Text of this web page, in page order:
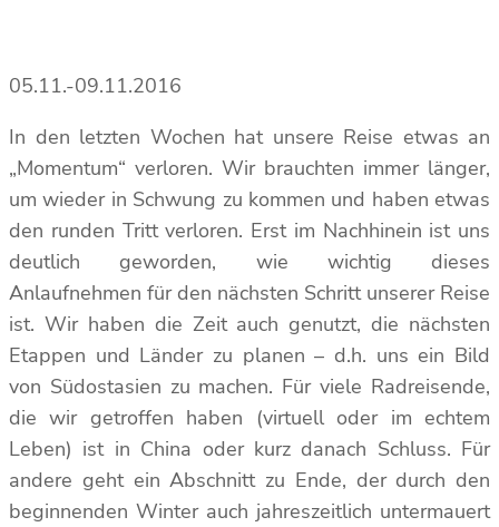
05.11.-09.11.2016
In den letzten Wochen hat unsere Reise etwas an
„Momentum“ verloren. Wir brauchten immer länger,
um wieder in Schwung zu kommen und haben etwas
den runden Tritt verloren. Erst im Nachhinein ist uns
deutlich geworden, wie wichtig dieses
Anlaufnehmen für den nächsten Schritt unserer Reise
ist. Wir haben die Zeit auch genutzt, die nächsten
Etappen und Länder zu planen – d.h. uns ein Bild
von Südostasien zu machen. Für viele Radreisende,
die wir getroffen haben (virtuell oder im echtem
Leben) ist in China oder kurz danach Schluss. Für
andere geht ein Abschnitt zu Ende, der durch den
beginnenden Winter auch jahreszeitlich untermauert